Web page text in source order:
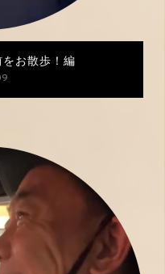
お散歩！編